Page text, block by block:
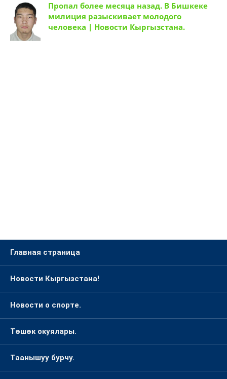
Пропал более месяца назад. В Бишкеке
милиция разыскивает молодого
человека | Новости Кыргызстана.
Главная страница
Новости Кыргызстана!
Новости о спорте.
Төшөк окуялары.
Таанышуу бурчу.